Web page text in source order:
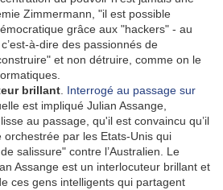
Zimmermann, "il est possible
grâce aux "hackers" - au
à-dire des passionnés de
et non détruire, comme on le
brillant Interrogé au passage sur
est impliqué Julian Assange,
au passage, qu'il est convaincu qu’il
orchestrée par les Etats-Unis qui
salissure" contre l’Australien. Le
Assange est un interlocuteur brillant et
ces gens intelligents qui partagent